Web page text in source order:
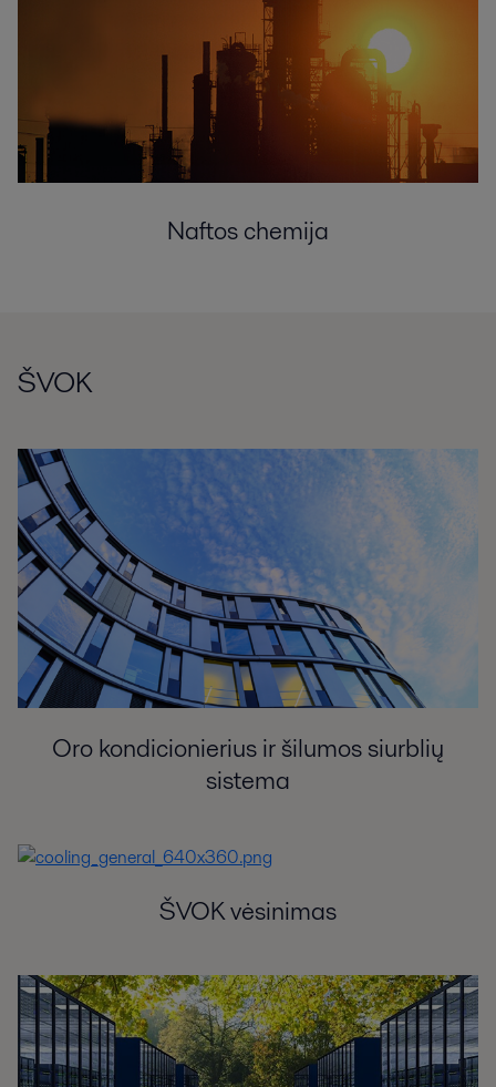
Naftos chemija
ŠVOK
Oro kondicionierius ir šilumos siurblių
sistema
ŠVOK vėsinimas